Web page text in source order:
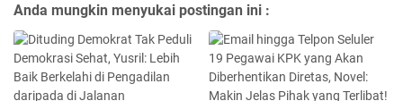
Anda mungkin menyukai postingan ini :